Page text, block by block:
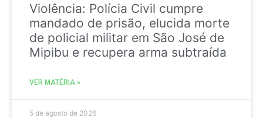
Violência: Polícia Civil cumpre
mandado de prisão, elucida morte
de policial militar em São José de
Mipibu e recupera arma subtraída
VER MATÉRIA »
5 de agosto de 2026